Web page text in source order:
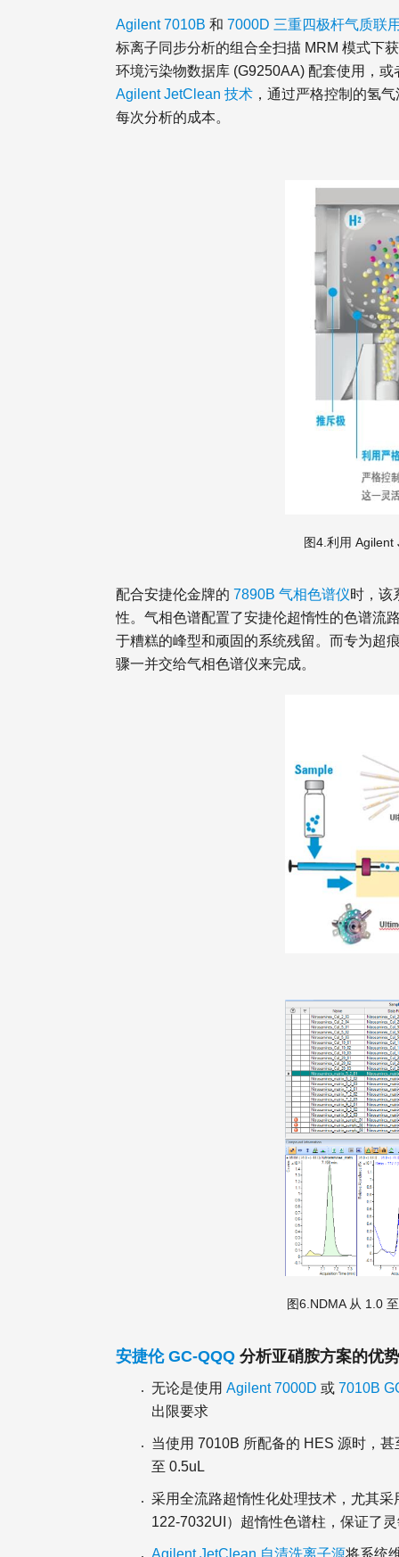
Agilent 7010B 和 7000D 三重四极杆气质联
标离子同步分析的组合全扫描 MRM 模式下
环境污染物数据库 (G9250AA) 配套使用，
Agilent JetClean 技术 ，通过严格控制的氢
每次分析的成本。
图4.利用 Agilent
配合安捷伦金牌的 7890B 气相色谱仪时，该
性。气相色谱配置了安捷伦超惰性的色谱流
于糟糕的峰型和顽固的系统残留。而专为超
骤一并交给气相色谱仪来完成。
图6.NDMA 从 1.0
安捷伦 GC-QQQ 分析亚硝胺方案的优
无论是使用 Agilent 7000D 或 7010B
出限要求
当使用 7010B 所配备的 HES 源时，
至 0.5uL
采用全流路超惰性化处理技术，尤其
122-7032UI）超惰性色谱柱，保证了
Agilent JetClean 自清洗离子源将系统